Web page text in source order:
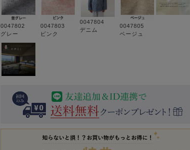
0047802
グレー
0047803
ピンク
0047804
デニム
0047805
ベージュ